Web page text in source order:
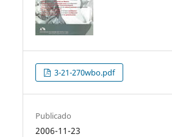
3-21-270wbo.pdf
Publicado
2006-11-23